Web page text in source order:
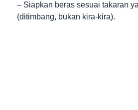
– Siapkan beras sesuai takaran
(ditimbang, bukan kira-kira).